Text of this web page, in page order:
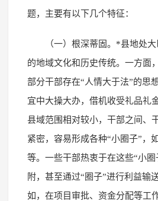
题，主要有以下几个特征：
（一）根深蒂固。*县地处
的地域文化和历史传统。一方面
部分干部存在“人情大于法”的思
宜中大操大办，借机收受礼品礼
县域范围相对较小，干部之间、
紧密，容易形成各种“小圈子”，
等。一些干部热衷于在这些“小
附，甚至通过“圈子”进行利益输
如，在项目审批、资金分配等工